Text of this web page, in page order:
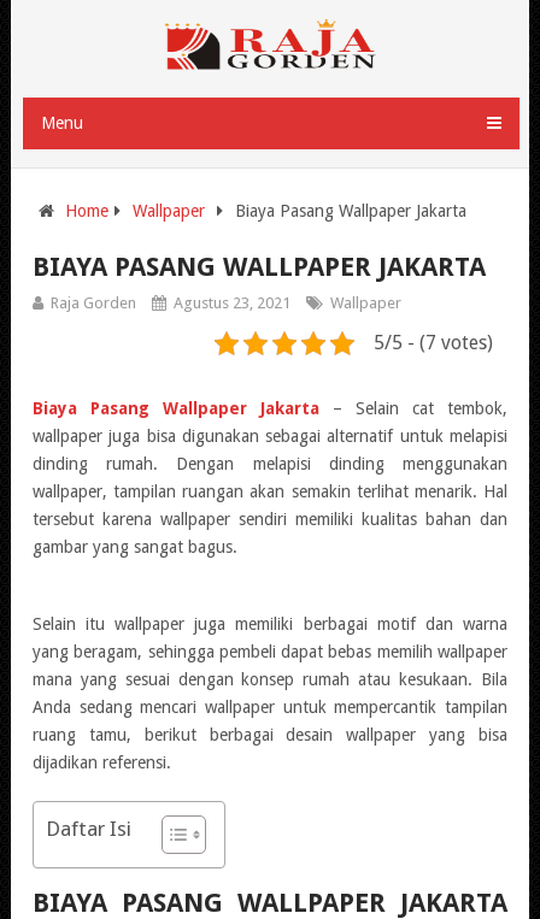
Menu
Home Wallpaper Biaya Pasang Wallpaper Jakarta
BIAYA PASANG WALLPAPER JAKARTA
Raja Gorden Agustus 23, 2021 Wallpaper
5/5 - (7 votes)
Biaya Pasang Wallpaper Jakarta – Selain cat tembok,
wallpaper juga bisa digunakan sebagai alternatif untuk melapisi
dinding rumah. Dengan melapisi dinding menggunakan
wallpaper, tampilan ruangan akan semakin terlihat menarik. Hal
tersebut karena wallpaper sendiri memiliki kualitas bahan dan
gambar yang sangat bagus.
Selain itu wallpaper juga memiliki berbagai motif dan warna
yang beragam, sehingga pembeli dapat bebas memilih wallpaper
mana yang sesuai dengan konsep rumah atau kesukaan. Bila
Anda sedang mencari wallpaper untuk mempercantik tampilan
ruang tamu, berikut berbagai desain wallpaper yang bisa
dijadikan referensi.
Daftar Isi
BIAYA PASANG WALLPAPER JAKARTA